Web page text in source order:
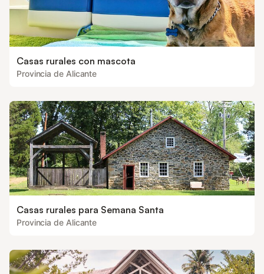
Casas rurales con mascota
Provincia de Alicante
Casas rurales para Semana Santa
Provincia de Alicante